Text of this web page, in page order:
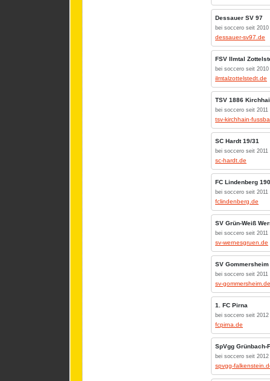
Dessauer SV 97
bei soccero seit 2010
dessauer-sv97.de
FSV Ilmtal
bei soccero seit 2010
ilmtalzottelstedt.de
TSV 1886
bei soccero seit 2011
tsv-kirchhain-
SC Hardt 19/31
bei soccero seit 2011
sc-hardt.de
FC Lindenberg
bei soccero seit 2011
fclindenberg.de
SV Grün-Weiß
bei soccero seit 2011
sv-wernesgruen.de
SV Gommersheim
bei soccero seit 2011
sv-gommersheim.de
1. FC Pirna
bei soccero seit 2012
fcpirna.de
SpVgg Grünbach-
bei soccero seit 2012
spvgg-